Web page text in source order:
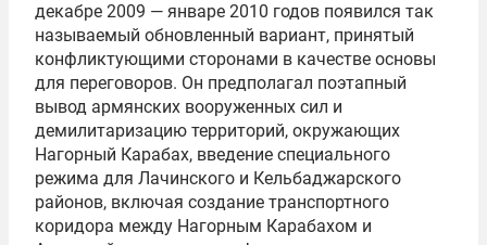
декабре 2009 — январе 2010 годов появился так
называемый обновленный вариант, принятый
конфликтующими сторонами в качестве основы
для переговоров. Он предполагал поэтапный
вывод армянских вооруженных сил и
демилитаризацию территорий, окружающих
Нагорный Карабах, введение специального
режима для Лачинского и Кельбаджарского
районов, включая создание транспортного
коридора между Нагорным Карабахом и